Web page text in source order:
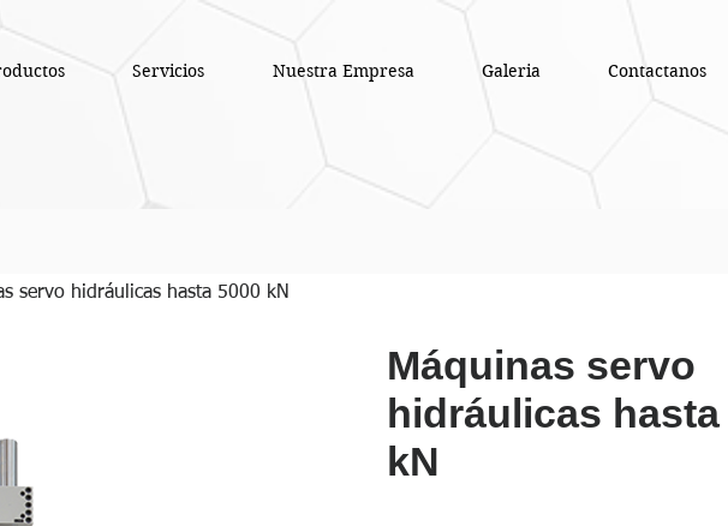
Servicios Nuestra Empresa Galeria Contactanos
servo hidráulicas hasta 5000 kN
Máquinas servo
hidráulicas hasta
kN